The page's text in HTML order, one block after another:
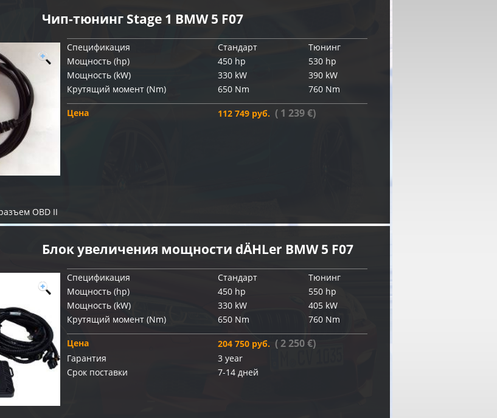
Чип-тюнинг Stage 1 BMW 5 F07
Спецификация Стандарт
Тюнинг
Мощность (hp)
450 hp
530 hp
Мощность (kW)
330 kW
390 kW
Крутящий момент (Nm)
650 Nm 760 Nm
Цена 112 749 руб. ( 1 239 €)
OBD II
Блок увеличения мощности dÄHLer BMW 5 F07
Спецификация Стандарт
Тюнинг
Мощность (hp)
450 hp
550 hp
Мощность (kW)
330 kW
405 kW
Крутящий момент (Nm)
650 Nm 760 Nm
Цена 204 750 руб. ( 2 250 €)
Гарантия
3 year
Срок поставки
7-14 дней